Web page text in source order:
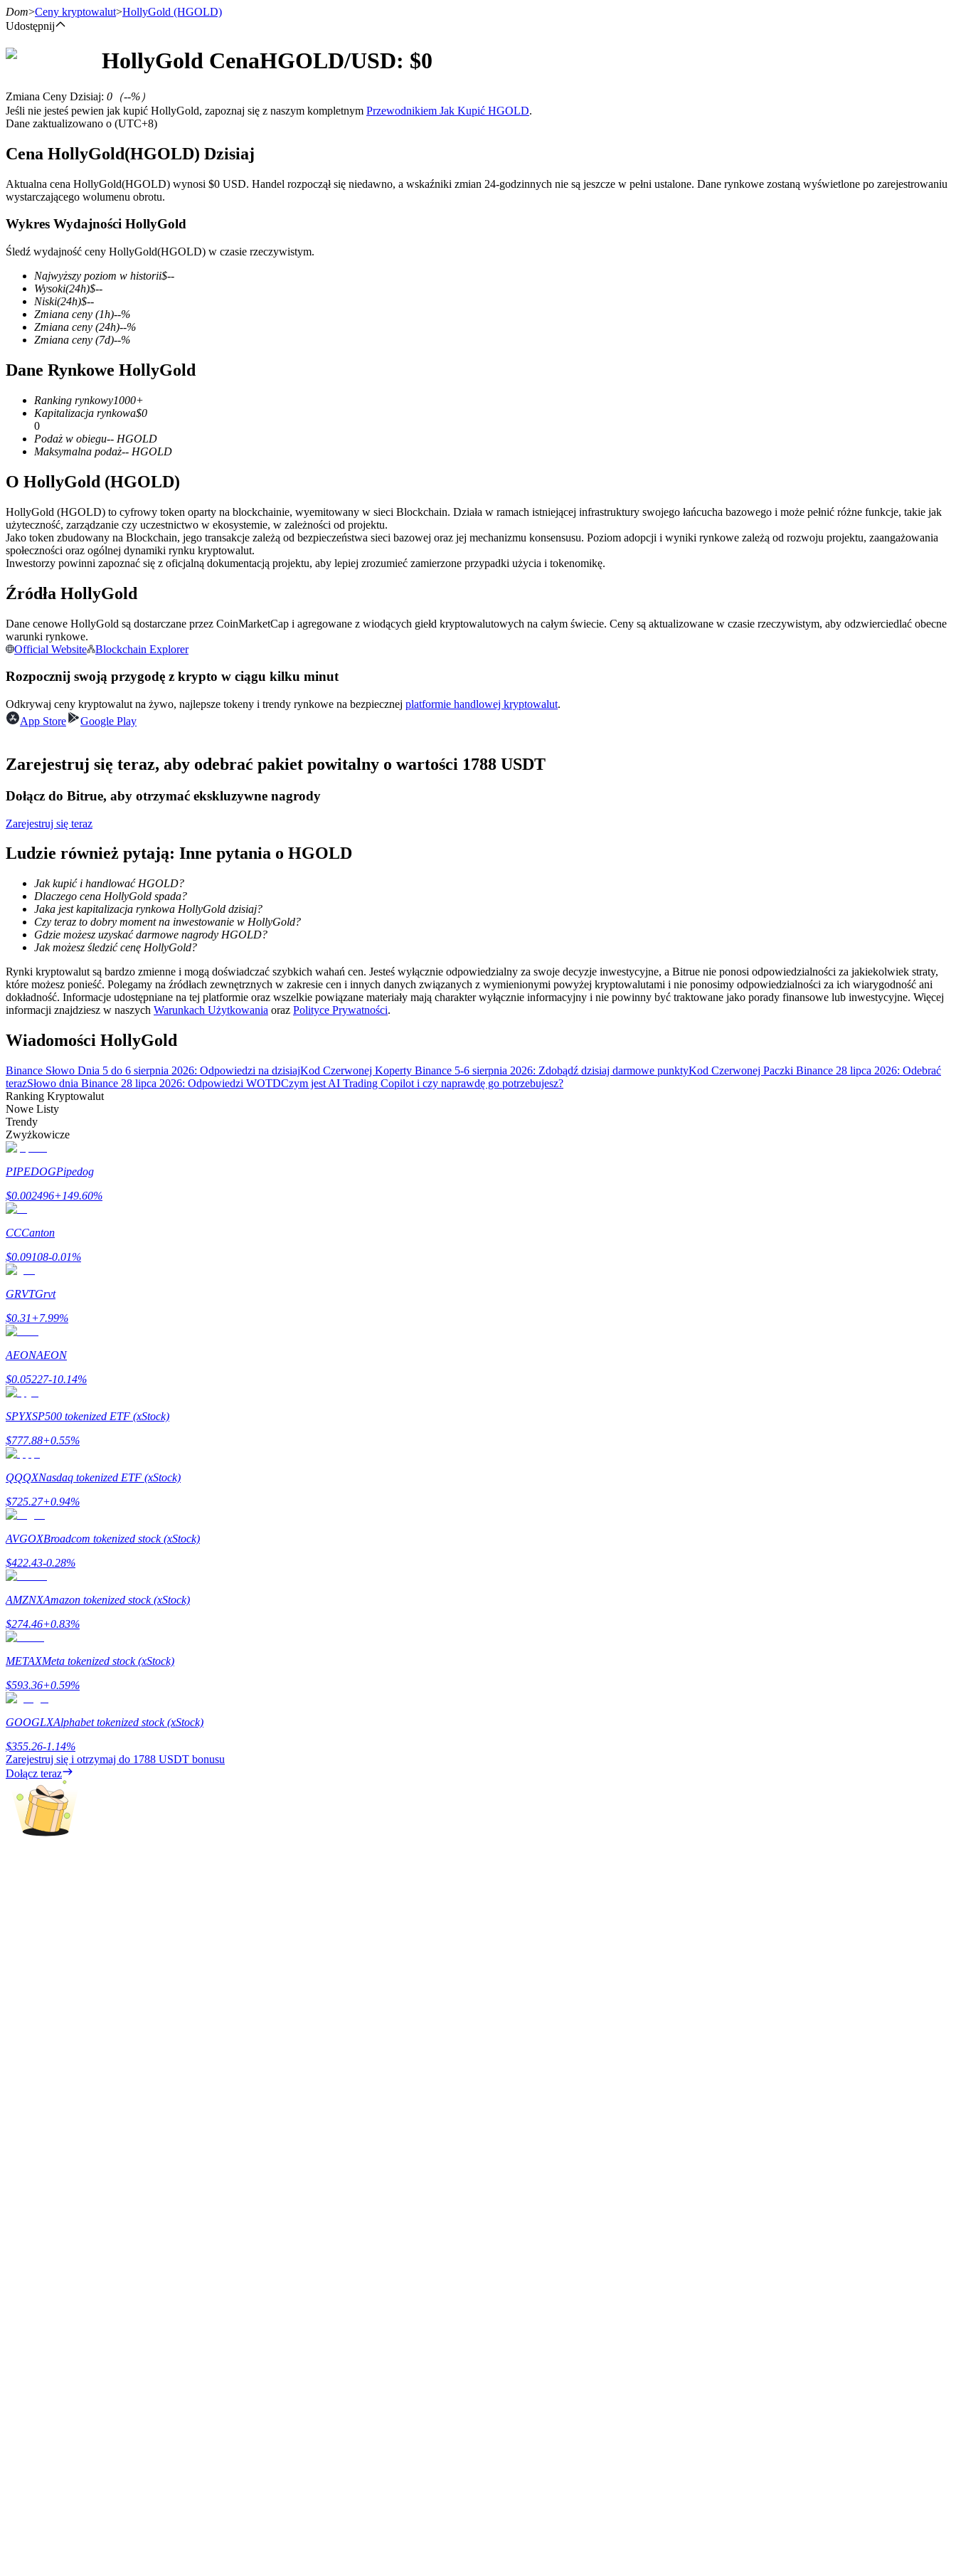
Kontrakty terminowe na kryptowaluty
TradFi
Instrumenty pochodne na akcje, forex, metale szlachetne i towary
Kontrakty terminowe na USDC
Kontrakty futures wykorzystujące USDC jako zabezpieczenie
Kopiowanie Transakcji
Dołącz do najlepszych traderów
Zostań traderem kopiującym
Ciesz się podziałem zysków i prowizjami z kopiowania transakcji
Informacja
Strategie handlowe
Dowiedz się, jak zachować rentowność
Zarabiać
Mocna Świnka
Codziennie zdobywaj konkurencyjne nagrody
Dom>Ceny kryptowalut>HollyGold (HGOLD)
Udostępnij
HollyGold CenaHGOLD/USD: $0
Zmiana Ceny Dzisiaj: 0 （--%）
Jeśli nie jesteś pewien jak kupić HollyGold, zapoznaj się z naszym kompletnym Przewodnikiem Jak Kupić HGOLD.
Dane zaktualizowano o (UTC+8)
Cena HollyGold(HGOLD) Dzisiaj
Aktualna cena HollyGold(HGOLD) wynosi $0 USD. Handel rozpoczął się niedawno, a wskaźniki zmian 24-godzinnych nie są jeszcze w pełni ustalone. Dane rynkowe zostaną wyświetlone po zarejestrowaniu
wystarczającego wolumenu obrotu.
Wykres Wydajności HollyGold
Śledź wydajność ceny HollyGold(HGOLD) w czasie rzeczywistym.
Najwyższy poziom w historii$--
Wysoki(24h)$--
Niski(24h)$--
Zmiana ceny (1h)--%
Zmiana ceny (24h)--%
Zmiana ceny (7d)--%
Dane Rynkowe HollyGold
Ranking rynkowy1000+
Kapitalizacja rynkowa$0
0
Podaż w obiegu-- HGOLD
Maksymalna podaż-- HGOLD
O HollyGold (HGOLD)
HollyGold (HGOLD) to cyfrowy token oparty na blockchainie, wyemitowany w sieci Blockchain. Działa w ramach istniejącej infrastruktury swojego łańcucha bazowego i może pełnić różne funkcje, takie jak
użyteczność, zarządzanie czy uczestnictwo w ekosystemie, w zależności od projektu.
Jako token zbudowany na Blockchain, jego transakcje zależą od bezpieczeństwa sieci bazowej oraz jej mechanizmu konsensusu. Poziom adopcji i wyniki rynkowe zależą od rozwoju projektu, zaangażowania
społeczności oraz ogólnej dynamiki rynku kryptowalut.
Inwestorzy powinni zapoznać się z oficjalną dokumentacją projektu, aby lepiej zrozumieć zamierzone przypadki użycia i tokenomikę.
Źródła HollyGold
Dane cenowe HollyGold są dostarczane przez CoinMarketCap i agregowane z wiodących giełd kryptowalutowych na całym świecie. Ceny są aktualizowane w czasie rzeczywistym, aby odzwierciedlać obecne
warunki rynkowe.
Official Website
Blockchain Explorer
Rozpocznij swoją przygodę z krypto w ciągu kilku minut
Odkrywaj ceny kryptowalut na żywo, najlepsze tokeny i trendy rynkowe na bezpiecznej platformie handlowej kryptowalut.
App Store
Google Play
Zarejestruj się teraz, aby odebrać pakiet powitalny o wartości 1788 USDT
Dołącz do Bitrue, aby otrzymać ekskluzywne nagrody
Zarejestruj się teraz
Ludzie również pytają: Inne pytania o HGOLD
Jak kupić i handlować HGOLD?
Dlaczego cena HollyGold spada?
Jaka jest kapitalizacja rynkowa HollyGold dzisiaj?
Czy teraz to dobry moment na inwestowanie w HollyGold?
Gdzie możesz uzyskać darmowe nagrody HGOLD?
Jak możesz śledzić cenę HollyGold?
Rynki kryptowalut są bardzo zmienne i mogą doświadczać szybkich wahań cen. Jesteś wyłącznie odpowiedzialny za swoje decyzje inwestycyjne, a Bitrue nie ponosi odpowiedzialności za jakiekolwiek straty,
które możesz ponieść. Polegamy na źródłach zewnętrznych w zakresie cen i innych danych związanych z wymienionymi powyżej kryptowalutami i nie ponosimy odpowiedzialności za ich wiarygodność ani
dokładność. Informacje udostępniane na tej platformie oraz wszelkie powiązane materiały mają charakter wyłącznie informacyjny i nie powinny być traktowane jako porady finansowe lub inwestycyjne. Więcej
informacji znajdziesz w naszych Warunkach Użytkowania oraz Polityce Prywatności.
Wiadomości HollyGold
Binance Słowo Dnia 5 do 6 sierpnia 2026: Odpowiedzi na dzisiajKod Czerwonej Koperty Binance 5-6 sierpnia 2026: Zdobądź dzisiaj darmowe punktyKod Czerwonej Paczki Binance 28 lipca 2026: Odebrać
terazSłowo dnia Binance 28 lipca 2026: Odpowiedzi WOTDCzym jest AI Trading Copilot i czy naprawdę go potrzebujesz?
Ranking Kryptowalut
Nowe Listy
Trendy
Zwyżkowicze
PIPEDOGPipedog
$0.002496+149.60%
CCCanton
$0.09108-0.01%
GRVTGrvt
$0.31+7.99%
AEONAEON
$0.05227-10.14%
SPYXSP500 tokenized ETF (xStock)
$777.88+0.55%
QQQXNasdaq tokenized ETF (xStock)
$725.27+0.94%
AVGOXBroadcom tokenized stock (xStock)
$422.43-0.28%
AMZNXAmazon tokenized stock (xStock)
$274.46+0.83%
METAXMeta tokenized stock (xStock)
$593.36+0.59%
GOOGLXAlphabet tokenized stock (xStock)
$355.26-1.14%
Zarejestruj się i otrzymaj do 1788 USDT bonusu
Dołącz teraz